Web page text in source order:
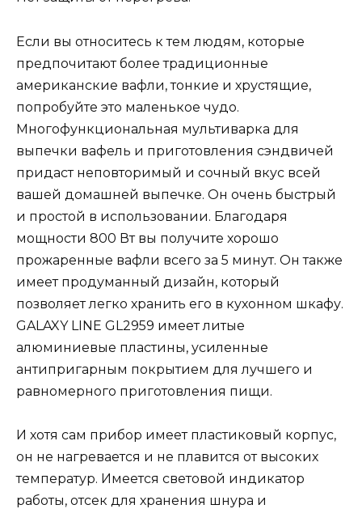
Если вы относитесь к тем людям, которые
предпочитают более традиционные
американские вафли, тонкие и хрустящие,
попробуйте это маленькое чудо.
Многофункциональная мультиварка для
выпечки вафель и приготовления сэндвичей
придаст неповторимый и сочный вкус всей
вашей домашней выпечке. Он очень быстрый
и простой в использовании. Благодаря
мощности 800 Вт вы получите хорошо
прожаренные вафли всего за 5 минут. Он также
имеет продуманный дизайн, который
позволяет легко хранить его в кухонном шкафу.
GALAXY LINE GL2959 имеет литые
алюминиевые пластины, усиленные
антипригарным покрытием для лучшего и
равномерного приготовления пищи.
И хотя сам прибор имеет пластиковый корпус,
он не нагревается и не плавится от высоких
температур. Имеется световой индикатор
работы, отсек для хранения шнура и